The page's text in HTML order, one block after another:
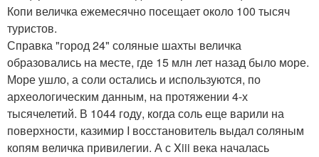
Копи величка ежемесячно посещает около 100 тысяч
туристов.
Справка "город 24" соляные шахты величка
образовались на месте, где 15 млн лет назад было море.
Море ушло, а соли остались и используются, по
археологическим данным, на протяжении 4-х
тысячелетий. В 1044 году, когда соль еще варили на
поверхности, казимир I восстановитель выдал соляным
копям величка привилегии. А с Xiii века началась